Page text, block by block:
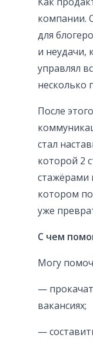
компании.
для
и неудачи,
управлял
несколько
После
стал
которой 2
стажёрами
котором
уже
С чем
Могу
—
вакансиях;
—